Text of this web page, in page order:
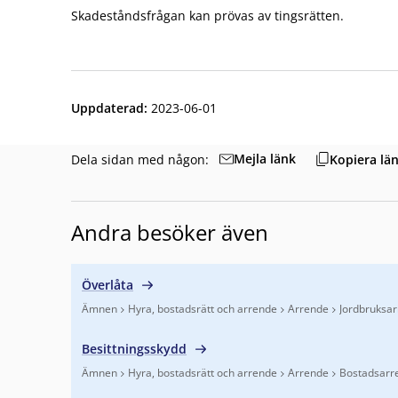
Skadeståndsfrågan kan prövas av tingsrätten.
Uppdaterad: 2023-06-01
Dela sidan med någon: Mejla länk Kopiera
Andra besöker även
Överlåta
Ämnen Hyra, bostadsrätt och arrende Arrende
Besittningsskydd
Ämnen Hyra, bostadsrätt och arrende Arrende